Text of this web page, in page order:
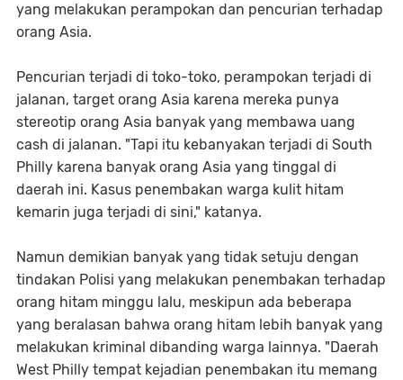
yang melakukan perampokan dan pencurian terhadap
orang Asia.
Pencurian terjadi di toko-toko, perampokan terjadi di
jalanan, target orang Asia karena mereka punya
stereotip orang Asia banyak yang membawa uang
cash di jalanan. "Tapi itu kebanyakan terjadi di South
Philly karena banyak orang Asia yang tinggal di
daerah ini. Kasus penembakan warga kulit hitam
kemarin juga terjadi di sini," katanya.
Namun demikian banyak yang tidak setuju dengan
tindakan Polisi yang melakukan penembakan terhadap
orang hitam minggu lalu, meskipun ada beberapa
yang beralasan bahwa orang hitam lebih banyak yang
melakukan kriminal dibanding warga lainnya. "Daerah
West Philly tempat kejadian penembakan itu memang